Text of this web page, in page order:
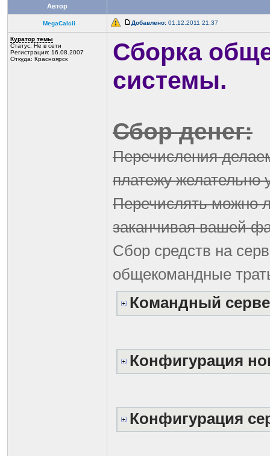
Автор
MegaCalcii Добавлено: 01.12.2011 21:37
Куратор темы
Статус: Не в сети
Регистрация: 16.08.2007
Откуда: Красноярск
Сборка
системы.
Сбор денег:
Перечисления
платежу желательно
Перечислять можно
заканчивая вашей
Сбор средств на
общекомандные
Командный
Конфигурация
Конфигурация